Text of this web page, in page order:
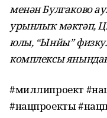
менән Булгаково
урынлыҡ мәктәп,
юлы, “Ынйы”
комплексы
#миллипроект
#нацпроекты